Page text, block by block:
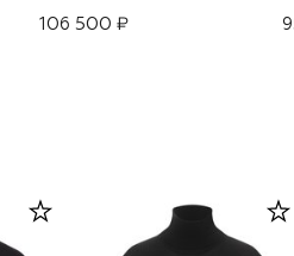
106 500 ₽